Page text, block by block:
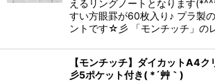
えるリングノートとなります
すい方眼罫が60枚入り♪ プラ製
ントです☆彡 「モンチッチ」の
【モンチッチ】ダイカットA4
彡5ポケット付き( *´艸｀)